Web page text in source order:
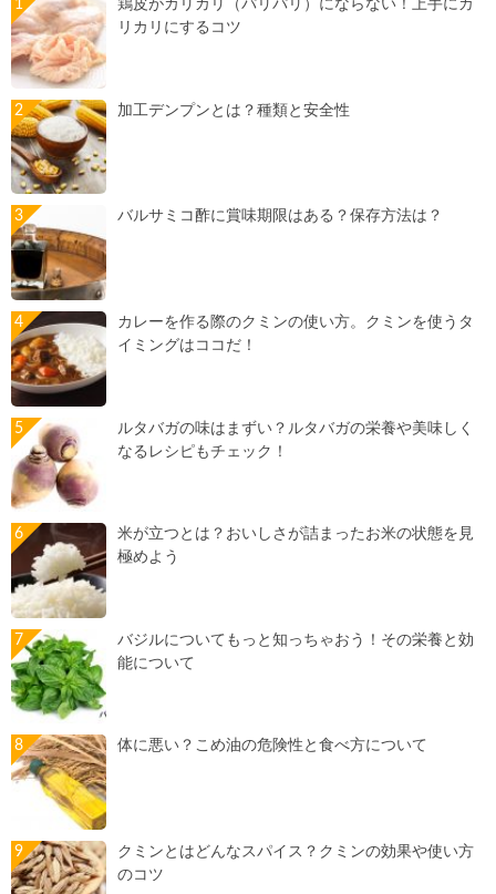
鶏皮がカリカリ（パリパリ）にならない！上手にカ
リカリにするコツ
加工デンプンとは？種類と安全性
バルサミコ酢に賞味期限はある？保存方法は？
カレーを作る際のクミンの使い方。クミンを使うタ
イミングはココだ！
ルタバガの味はまずい？ルタバガの栄養や美味しく
なるレシピもチェック！
米が立つとは？おいしさが詰まったお米の状態を見
極めよう
バジルについてもっと知っちゃおう！その栄養と効
能について
体に悪い？こめ油の危険性と食べ方について
クミンとはどんなスパイス？クミンの効果や使い方
のコツ